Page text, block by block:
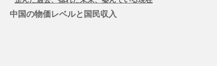
中国の物価レベルと国民収入